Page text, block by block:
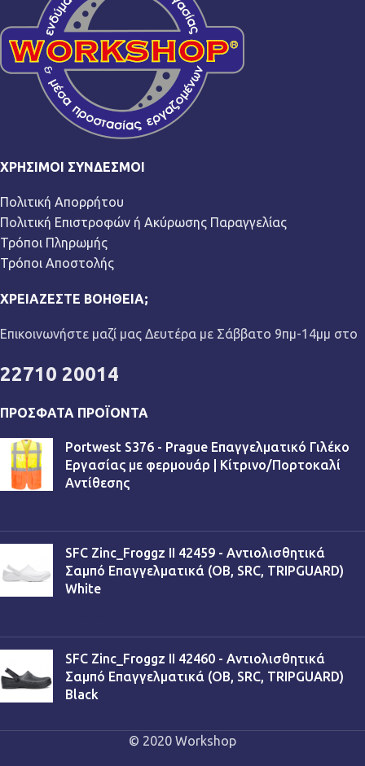
ΧΡΉΣΙΜΟΙ ΣΎΝΔΕΣΜΟΙ
Πολιτική Απορρήτου
Πολιτική Επιστροφών ή Ακύρωσης Παραγγελίας
Τρόποι Πληρωμής
Τρόποι Αποστολής
ΧΡΕΙΆΖΕΣΤΕ ΒΟΉΘΕΙΑ;
Επικοινωνήστε μαζί μας Δευτέρα με Σάββατο 9πμ-14μμ στο
22710 20014
ΠΡΌΣΦΑΤΑ ΠΡΟΪΌΝΤΑ
Portwest S376 - Prague Επαγγελματικό Γιλέκο
Εργασίας με φερμουάρ | Κίτρινο/Πορτοκαλί
Αντίθεσης
SFC Zinc_Froggz II 42459 - Αντιολισθητικά
Σαμπό Επαγγελματικά (OB, SRC, TRIPGUARD)
White
SFC Zinc_Froggz II 42460 - Αντιολισθητικά
Σαμπό Επαγγελματικά (OB, SRC, TRIPGUARD)
Black
© 2020 Workshop